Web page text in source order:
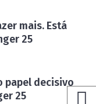
mais. Está
25
papel decisivo
25